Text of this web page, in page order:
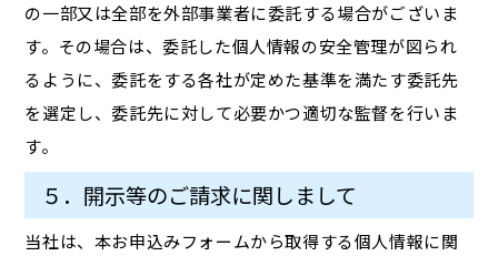
の一部又は全部を外部事業者に委託する場合がございま
す。その場合は、委託した個人情報の安全管理が図られ
るように、委託をする各社が定めた基準を満たす委託先
を選定し、委託先に対して必要かつ適切な監督を行いま
す。
５．開示等のご請求に関しまして
当社は、本お申込みフォームから取得する個人情報に関